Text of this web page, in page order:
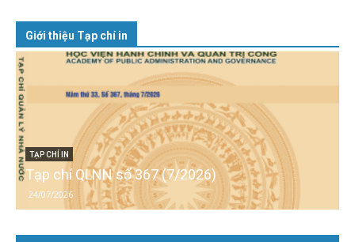
Giới thiệu Tạp chí in
TẠP CHÍ IN
Tạp chí QLNN số 367 (7/2026)
24/07/2026